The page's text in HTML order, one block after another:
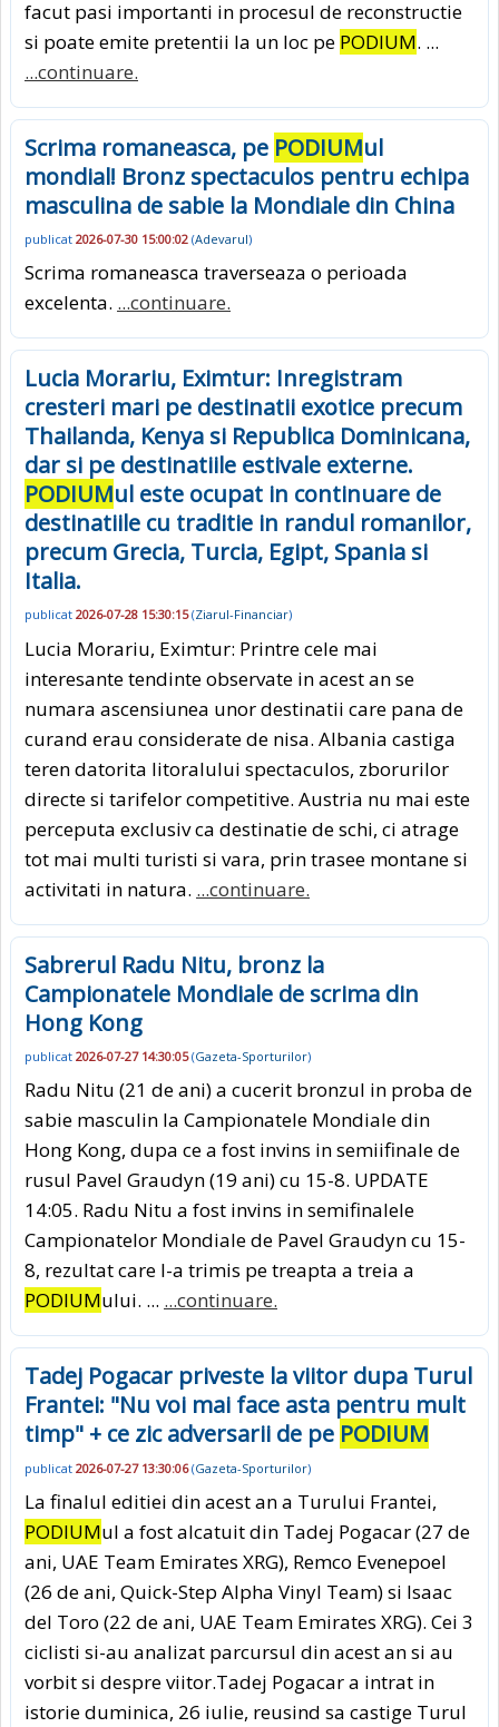
facut pasi importanti in procesul de reconstructie
si poate emite pretentii la un loc pe PODIUM. ...
...continuare.
Scrima romaneasca, pe PODIUMul
mondial! Bronz spectaculos pentru echipa
masculina de sabie la Mondiale din China
publicat 2026-07-30 15:00:02 (Adevarul)
Scrima romaneasca traverseaza o perioada
excelenta. ...continuare.
Lucia Morariu, Eximtur: Inregistram
cresteri mari pe destinatii exotice precum
Thailanda, Kenya si Republica Dominicana,
dar si pe destinatiile estivale externe.
PODIUMul este ocupat in continuare de
destinatiile cu traditie in randul romanilor,
precum Grecia, Turcia, Egipt, Spania si
Italia.
publicat 2026-07-28 15:30:15(Ziarul-Financiar)
Lucia Morariu, Eximtur: Printre cele mai
interesante tendinte observate in acest an se
numara ascensiunea unor destinatii care pana de
curand erau considerate de nisa. Albania castiga
teren datorita litoralului spectaculos, zborurilor
directe si tarifelor competitive. Austria nu mai este
perceputa exclusiv ca destinatie de schi, ci atrage
tot mai multi turisti si vara, prin trasee montane si
activitati in natura. ...continuare.
Sabrerul Radu Nitu, bronz la
Campionatele Mondiale de scrima din
Hong Kong
publicat 2026-07-27 14:30:05(Gazeta-Sporturilor)
Radu Nitu (21 de ani) a cucerit bronzul in proba de
sabie masculin la Campionatele Mondiale din
Hong Kong, dupa ce a fost invins in semiifinale de
rusul Pavel Graudyn (19 ani) cu 15-8. UPDATE
14:05. Radu Nitu a fost invins in semifinalele
Campionatelor Mondiale de Pavel Graudyn cu 15-
8, rezultat care l-a trimis pe treapta a treia a
PODIUMului. ... ...continuare.
Tadej Pogacar priveste la viitor dupa Turul
Frantei: "Nu voi mai face asta pentru mult
timp" + ce zic adversarii de pe PODIUM
publicat 2026-07-27 13:30:06(Gazeta-Sporturilor)
La finalul editiei din acest an a Turului Frantei,
PODIUMul a fost alcatuit din Tadej Pogacar (27 de
ani, UAE Team Emirates XRG), Remco Evenepoel
(26 de ani, Quick-Step Alpha Vinyl Team) si Isaac
del Toro (22 de ani, UAE Team Emirates XRG). Cei 3
ciclisti si-au analizat parcursul din acest an si au
vorbit si despre viitor.Tadej Pogacar a intrat in
istorie duminica, 26 iulie, reusind sa castige Turul